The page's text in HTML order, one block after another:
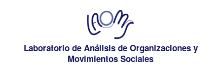
Laboratorio de Análisis de Organizaciones y
Movimientos Sociales